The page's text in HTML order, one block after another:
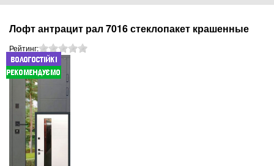
Лофт антрацит рал 7016 стеклопакет крашенные
Рейтинг: